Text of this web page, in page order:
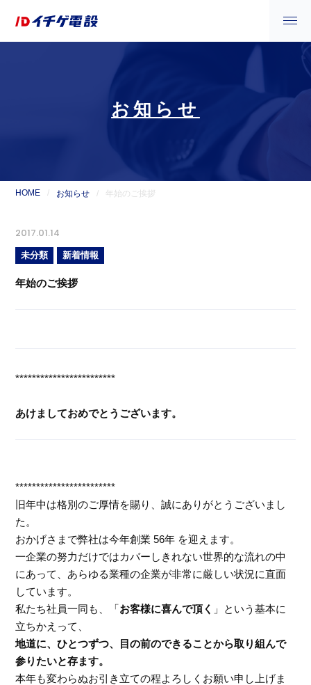
お知らせ
HOME お知らせ 年始のご挨拶
2017.01.14
未分類 新着情報
年始のご挨拶
************************
あけましておめでとうございます。
************************
旧年中は格別のご厚情を賜り、誠にありがとうございまし
た。
おかげさまで弊社は今年創業 56年 を迎えます。
一企業の努力だけではカバーしきれない世界的な流れの中
にあって、あらゆる業種の企業が非常に厳しい状況に直面
しています。
私たち社員一同も、「お客様に喜んで頂く 」という基本に
立ちかえって、
地道に、ひとつずつ、目の前のできることから取り組んで
参りたいと存ます。
本年も変わらぬお引き立ての程よろしくお願い申し上げま